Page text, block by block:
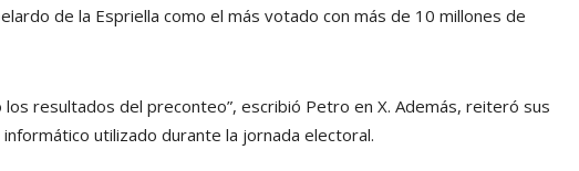
de la Espriella como el más votado con más de 10 millones de
resultados del preconteo”, escribió Petro en X. Además, reiteró sus
utilizado durante la jornada electoral.